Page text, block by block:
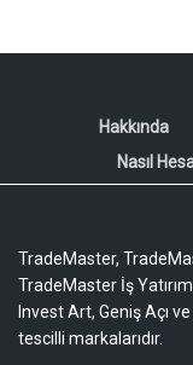
Hakkında
Nasıl
TradeMaster,
TradeMaster İş
Invest Art, Geniş Açı
tescilli markalarıdır.